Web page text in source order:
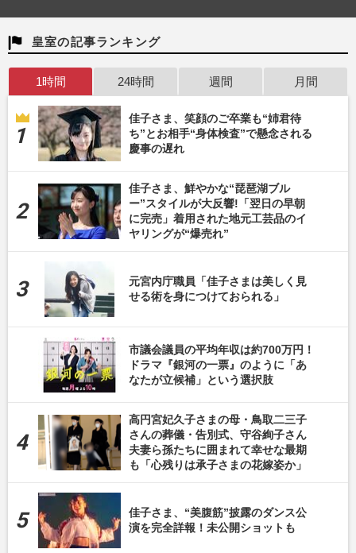
皇室の記事ランキング
1時間 24時間 週間 月間
佳子さま、笑顔のご卒業も“姉君待
ち”とお相手“身体検査”で懸念される
慶事の遅れ
佳子さま、鮮やかな“琵琶湖ブル
ー”スタイルが大反響!「翌日の早朝
に完売」着用された地元工芸品のイ
ヤリングが“爆売れ”
元宮内庁職員「佳子さまは美しく見
せる術を身につけておられる」
市議会議員の平均年収は約700万円！
ドラマ『銀河の一票』のように「あ
なたが立候補」という選択肢
高円宮妃久子さまの母・鳥取二三子
さんの葬儀・告別式、守谷絢子さん
夫妻ら孫たちに囲まれて幸せな最期
も「心残りは承子さまの花嫁姿か」
佳子さま、“美腹筋”披露のダンス公
演を完全詳報！未公開ショットも